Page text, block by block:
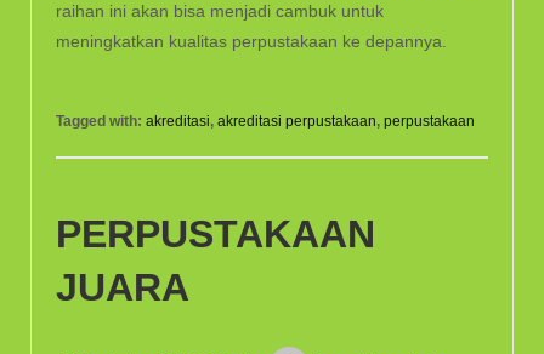
raihan ini akan bisa menjadi cambuk untuk
meningkatkan kualitas perpustakaan ke depannya.
Tagged with: akreditasi, akreditasi perpustakaan, perpustakaan
PERPUSTAKAAN
JUARA